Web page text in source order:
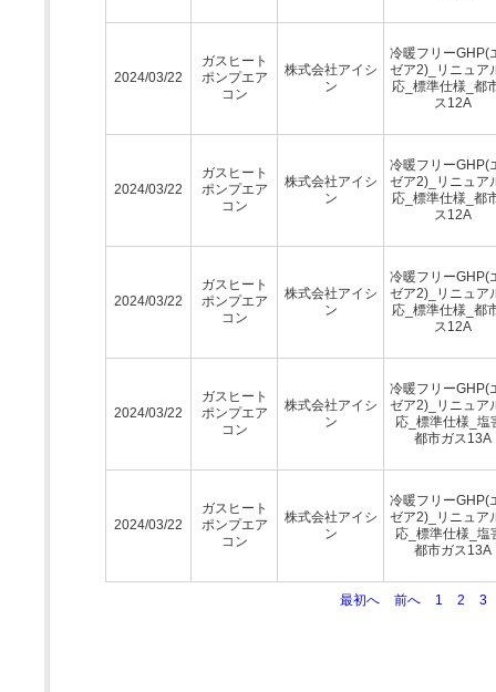
2024/03/22
ガスヒート
ポンプエア
コン
株式会社アイシ
ン
冷暖フリーGHP(
ゼア2)_リニュア
応_標準仕様_都
ス12A
2024/03/22
ガスヒート
ポンプエア
コン
株式会社アイシ
ン
冷暖フリーGHP(
ゼア2)_リニュア
応_標準仕様_都
ス12A
2024/03/22
ガスヒート
ポンプエア
コン
株式会社アイシ
ン
冷暖フリーGHP(
ゼア2)_リニュア
応_標準仕様_都
ス12A
2024/03/22
ガスヒート
ポンプエア
コン
株式会社アイシ
ン
冷暖フリーGHP(
ゼア2)_リニュア
応_標準仕様_塩
都市ガス13A
2024/03/22
ガスヒート
ポンプエア
コン
株式会社アイシ
ン
冷暖フリーGHP(
ゼア2)_リニュア
応_標準仕様_塩
都市ガス13A
最初へ 前へ 1 2 3